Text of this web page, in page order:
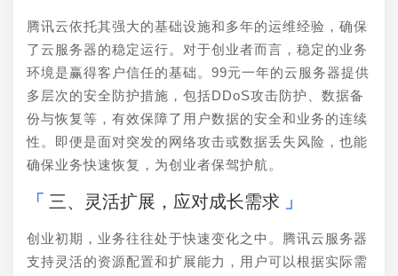
腾讯云依托其强大的基础设施和多年的运维经验，确保
了云服务器的稳定运行。对于创业者而言，稳定的业务
环境是赢得客户信任的基础。99元一年的云服务器提供
多层次的安全防护措施，包括DDoS攻击防护、数据备
份与恢复等，有效保障了用户数据的安全和业务的连续
性。即便是面对突发的网络攻击或数据丢失风险，也能
确保业务快速恢复，为创业者保驾护航。
三、灵活扩展，应对成长需求
创业初期，业务往往处于快速变化之中。腾讯云服务器
支持灵活的资源配置和扩展能力，用户可以根据实际需